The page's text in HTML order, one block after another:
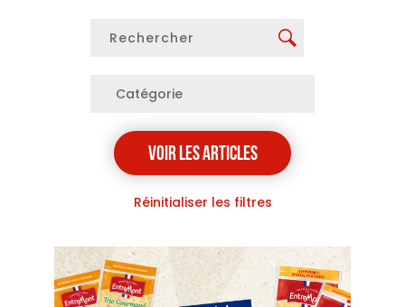
Réinitialiser les filtres